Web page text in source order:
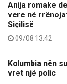
Anija romake
vere në
Siçilisë
09/08 13:42
Kolumbia nën
vret një polic